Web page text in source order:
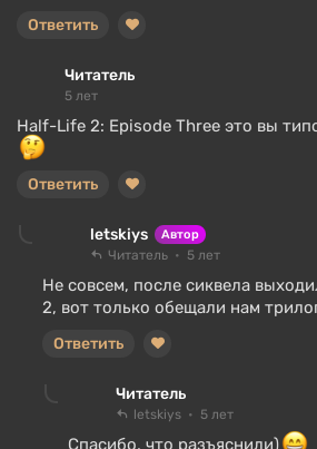
Ответить
Читатель
5 лет
Half-Life 2: Episode Three это вы
Ответить
letskiys Автор
Читатель 5 лет
Не совсем, после сиквела
2, вот только обещали нам
Ответить
Читатель
letskiys 5 лет
Спасибо, что разъяснили)